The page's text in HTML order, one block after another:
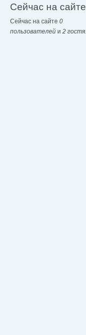
Сейчас на сайте
Сейчас на сайте 0
пользователей и 2 гостя